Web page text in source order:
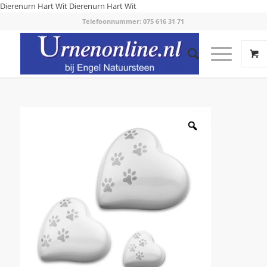
Dierenurn Hart Wit Dierenurn Hart Wit
Telefoonnummer: 075 616 31 71